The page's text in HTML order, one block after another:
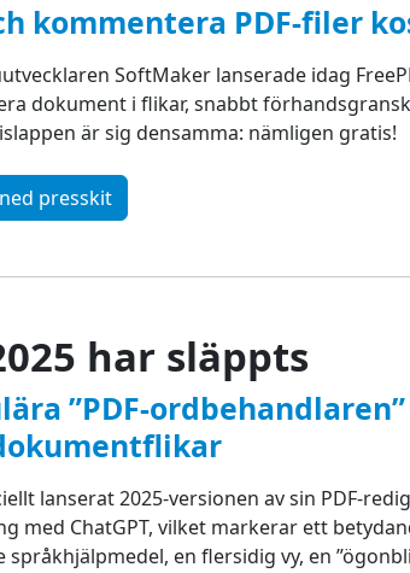
kommentera PDF-filer
SoftMaker lanserade idag
dokument i flikar, snabbt
är sig densamma: nämligen gratis!
presskit
har släppts
”PDF-
lanserat 2025-versionen av sin PDF-
ChatGPT, vilket markerar ett
en flersidig vy, en